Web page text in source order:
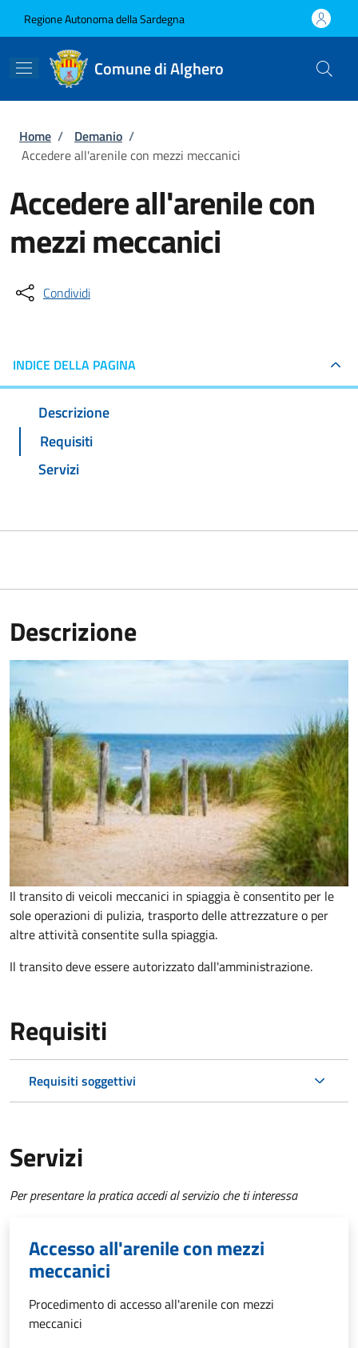
Regione Autonoma della Sardegna
Comune di Alghero
Briciole di pane
Home / Demanio /
Accedere all'arenile con mezzi meccanici
Accedere all'arenile con
mezzi meccanici
Condividi
INDICE DELLA PAGINA
Descrizione
Requisiti
Servizi
Descrizione
Il transito di veicoli meccanici in spiaggia è consentito per le
sole operazioni di pulizia, trasporto delle attrezzature o per
altre attività consentite sulla spiaggia.
Il transito deve essere autorizzato dall'amministrazione.
Requisiti
Requisiti soggettivi
Servizi
Per presentare la pratica accedi al servizio che ti interessa
Accesso all'arenile con mezzi
meccanici
Procedimento di accesso all'arenile con mezzi
meccanici